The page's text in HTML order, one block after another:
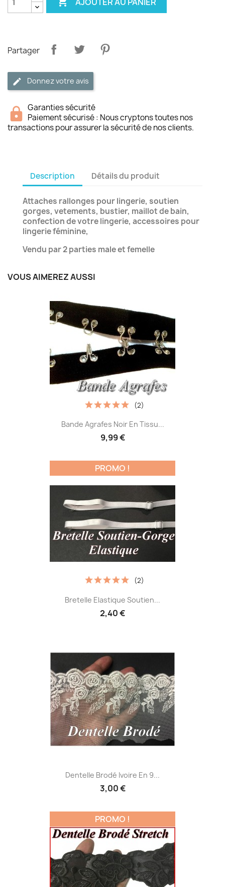
Partager
Donnez votre avis
Garanties sécurité
Paiement sécurisé : Nous cryptons toutes nos
transactions pour assurer la sécurité de nos clients.
Description Détails du produit
Attaches rallonges pour lingerie, soutien
gorges, vetements, bustier, maillot de bain,
confection de votre lingerie, accessoires pour
lingerie féminine,
Vendu par 2 parties male et femelle
VOUS AIMEREZ AUSSI
Bande Agrafes Noir En Tissu...
9,99 €
(2)
Bretelle Elastique Soutien...
2,40 €
(2)
PROMO !
Dentelle Brodé Ivoire En 9...
3,00 €
PROMO !